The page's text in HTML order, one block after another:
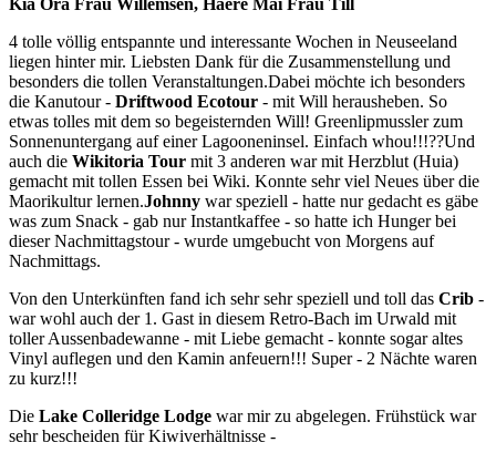
Kia Ora Frau Willemsen, Haere Mai Frau Till
4 tolle völlig entspannte und interessante Wochen in Neuseeland
liegen hinter mir. Liebsten Dank für die Zusammenstellung und
besonders die tollen Veranstaltungen.Dabei möchte ich besonders
die Kanutour - Driftwood Ecotour - mit Will herausheben. So
etwas tolles mit dem so begeisternden Will! Greenlipmussler zum
Sonnenuntergang auf einer Lagooneninsel. Einfach whou!!!??Und
auch die Wikitoria Tour mit 3 anderen war mit Herzblut (Huia)
gemacht mit tollen Essen bei Wiki. Konnte sehr viel Neues über die
Maorikultur lernen.Johnny war speziell - hatte nur gedacht es gäbe
was zum Snack - gab nur Instantkaffee - so hatte ich Hunger bei
dieser Nachmittagstour - wurde umgebucht von Morgens auf
Nachmittags.
Von den Unterkünften fand ich sehr sehr speziell und toll das Crib -
war wohl auch der 1. Gast in diesem Retro-Bach im Urwald mit
toller Aussenbadewanne - mit Liebe gemacht - konnte sogar altes
Vinyl auflegen und den Kamin anfeuern!!! Super - 2 Nächte waren
zu kurz!!!
Die Lake Colleridge Lodge war mir zu abgelegen. Frühstück war
sehr bescheiden für Kiwiverhältnisse -